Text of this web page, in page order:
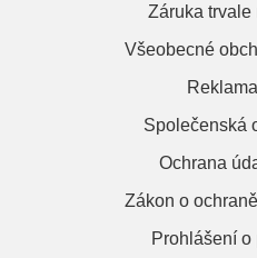
Záruka trvale
Všeobecné
Společenská
Ochrana
Zákon o
Prohlášení o